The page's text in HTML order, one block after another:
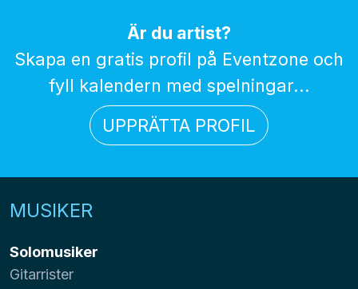
Är du artist?
Skapa en gratis profil på Eventzone och
fyll kalendern med spelningar...
UPPRÄTTA PROFIL
MUSIKER
Solomusiker
Gitarrister